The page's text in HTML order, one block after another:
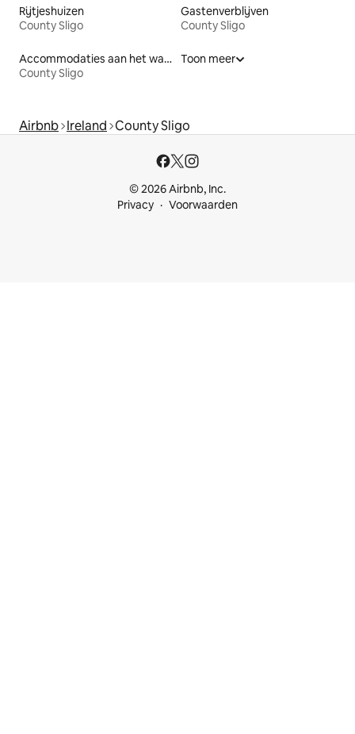
Rijtjeshuizen
County Sligo
Gastenverblijven
County Sligo
Accommodaties aan het water
County Sligo
Toon meer
Airbnb Ireland County Sligo
© 2026 Airbnb, Inc.
Privacy
Voorwaarden